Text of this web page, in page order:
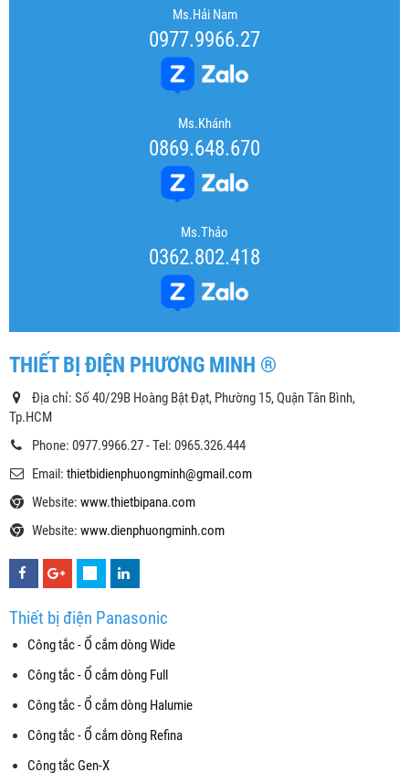
Ms.Hải Nam
0977.9966.27
Ms.Khánh
0869.648.670
Ms.Thảo
0362.802.418
THIẾT BỊ ĐIỆN PHƯƠNG MINH ®
Địa chỉ: Số 40/29B Hoàng Bật Đạt, Phường 15, Quận Tân Bình,
Tp.HCM
Phone: 0977.9966.27 - Tel: 0965.326.444
Email: thietbidienphuongminh@gmail.com
Website: www.thietbipana.com
Website: www.dienphuongminh.com
Thiết bị điện Panasonic
Công tắc - Ổ cắm dòng Wide
Công tắc - Ổ cắm dòng Full
Công tắc - Ổ cắm dòng Halumie
Công tắc - Ổ cắm dòng Refina
Công tắc Gen-X